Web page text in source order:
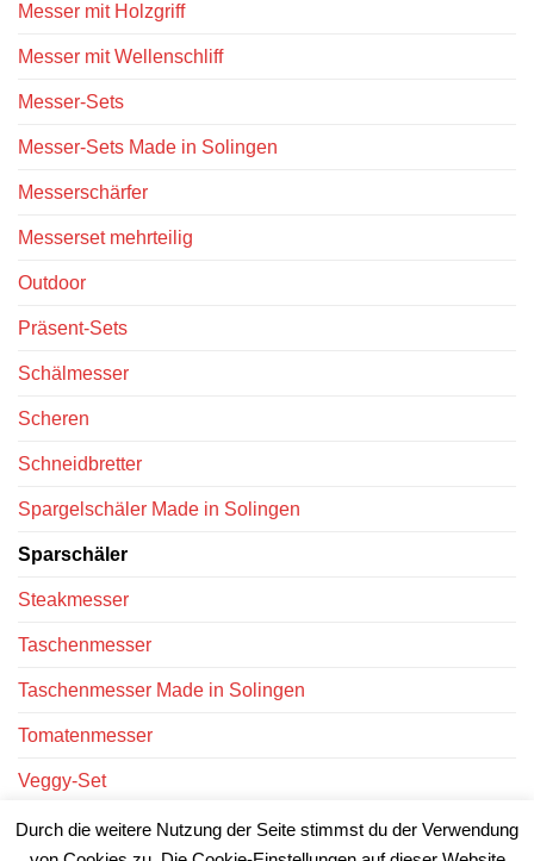
Messer mit Holzgriff
Messer mit Wellenschliff
Messer-Sets
Messer-Sets Made in Solingen
Messerschärfer
Messerset mehrteilig
Outdoor
Präsent-Sets
Schälmesser
Scheren
Schneidbretter
Spargelschäler Made in Solingen
Sparschäler
Steakmesser
Taschenmesser
Taschenmesser Made in Solingen
Tomatenmesser
Veggy-Set
Victorinox Messer
Durch die weitere Nutzung der Seite stimmst du der Verwendung